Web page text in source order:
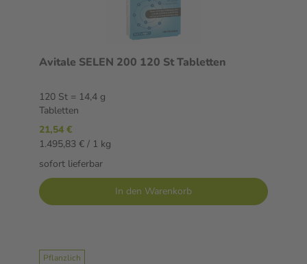
Avitale SELEN 200 120 St Tabletten
120 St = 14,4 g
Tabletten
21,54 €
1.495,83 € / 1 kg
sofort lieferbar
In den Warenkorb
Pflanzlich